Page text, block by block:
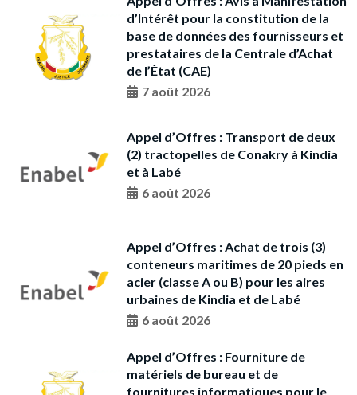
d’Intérêt pour la constitution de la
base de données des fournisseurs et
prestataires de la Centrale d’Achat
de l’État (CAE)
7 août 2026
Appel d’Offres : Transport de deux
(2) tractopelles de Conakry à Kindia
et à Labé
6 août 2026
Appel d’Offres : Achat de trois (3)
conteneurs maritimes de 20 pieds en
acier (classe A ou B) pour les aires
urbaines de Kindia et de Labé
6 août 2026
Appel d’Offres : Fourniture de
matériels de bureau et de
fournitures informatiques pour le